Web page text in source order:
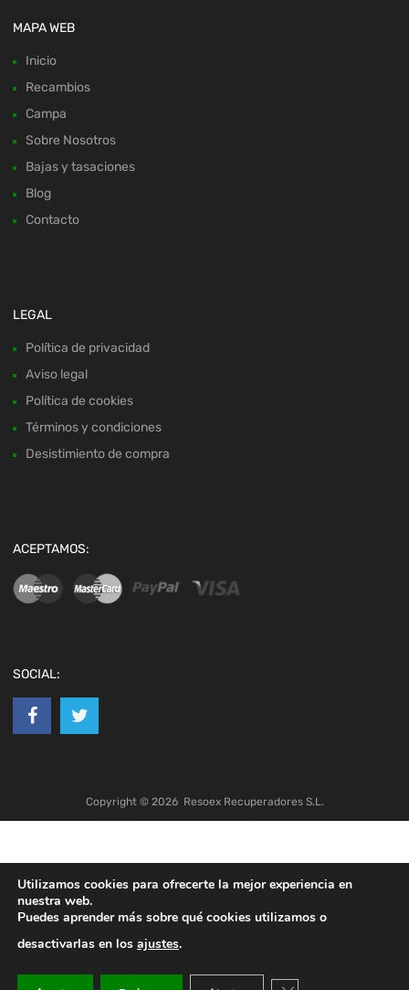
MAPA WEB
Inicio
Recambios
Campa
Sobre Nosotros
Bajas y tasaciones
Blog
Contacto
LEGAL
Política de privacidad
Aviso legal
Política de cookies
Términos y condiciones
Desistimiento de compra
ACEPTAMOS:
SOCIAL:
Copyright © 2026 Resoex Recuperadores S.L.
Utilizamos cookies para ofrecerte la mejor experiencia en
nuestra web.
Puedes aprender más sobre qué cookies utilizamos o
desactivarlas en los ajustes.